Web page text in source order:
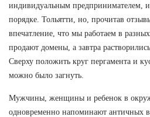
индивидуальным предпринимателем,
порядке. Тольятти, но, прочитав
впечатление, что мы работаем в
продают домены, а завтра
Сверху положить круг пергамента и
можно было загнуть.
Мужчины, женщины и ребенок в
одновременно напоминают античных